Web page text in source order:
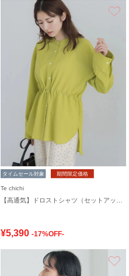
タイムセール対象 期間限定価格
Te chichi
¥5,390 -17%OFF-